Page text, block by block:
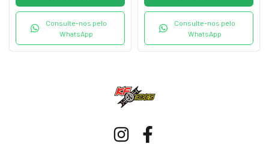
Consulte-nos pelo
WhatsApp
Consulte-nos pelo
WhatsApp